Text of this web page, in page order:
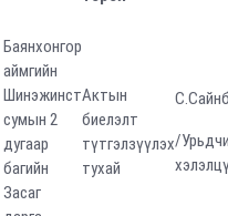
Баянхонгор
аймгийн
Шинэжинст
сумын 2
дугаар
багийн
Засаг
Актын
биелэлт
түтгэлзүүлэх
тухай
/